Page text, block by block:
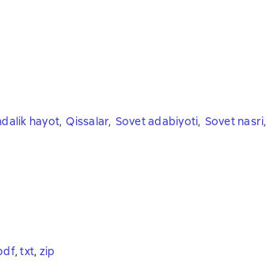
hayot, Qissalar, Sovet adabiyoti, Sovet nasri,
, txt, zip